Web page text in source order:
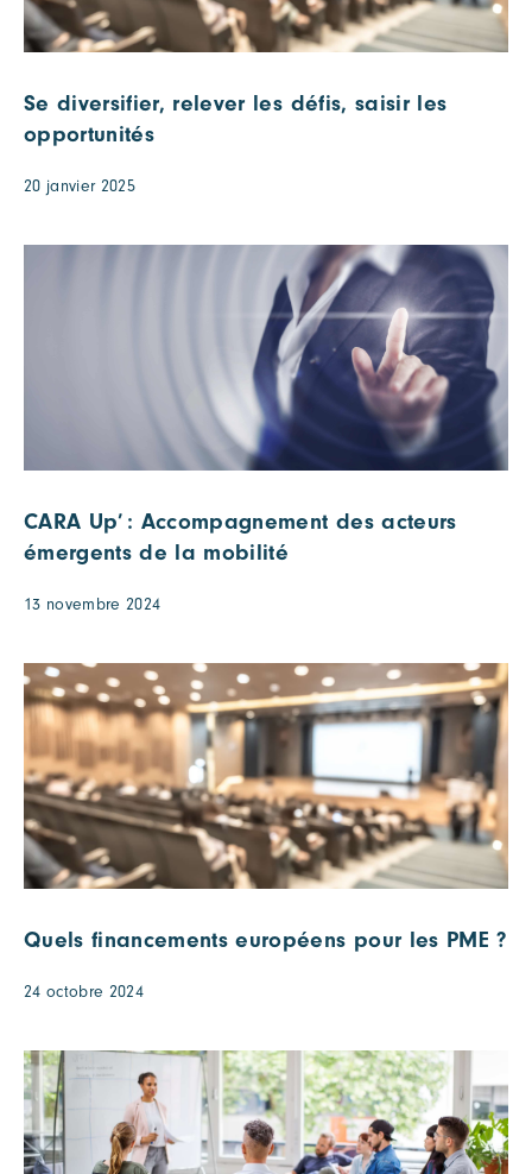
Se diversifier, relever les défis, saisir les
opportunités
20 janvier 2025
CARA Up’ : Accompagnement des acteurs
émergents de la mobilité
13 novembre 2024
Quels financements européens pour les PME ?
24 octobre 2024